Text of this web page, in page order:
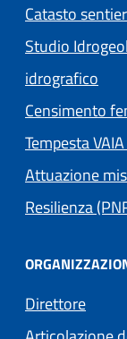
Catasto
Studio
idrografico
Censimento
Tempesta
Attuazione
Resilienza
Direttore